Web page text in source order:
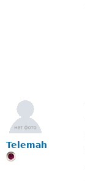
Telemah